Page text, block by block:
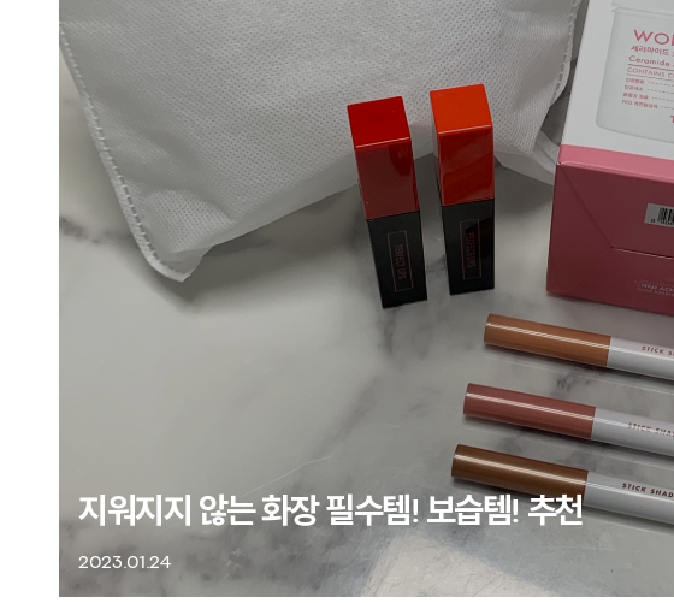
지워지지 않는 화장 필수템! 보습템! 추천
2023.01.24